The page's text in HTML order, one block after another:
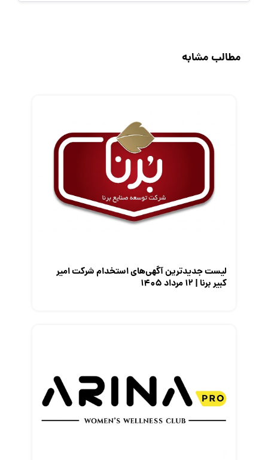
رزومه
کارفرمایان
گزارش‌های آماری
معرفی متخصصان منابع انسانی
مطالب مشابه
لیست جدیدترین آگهی‌های استخدام شرکت امیر
کبیر برنا | ۱۲ مرداد ۱۴۰۵